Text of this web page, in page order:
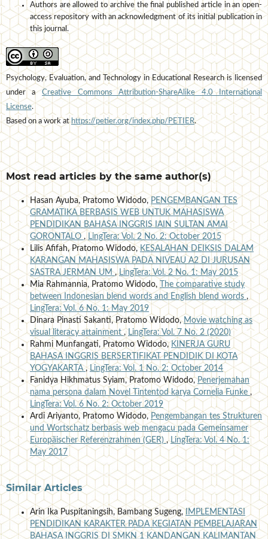
Authors are allowed to archive the final published article in an open-
access repository with an acknowledgment of its initial publication in
this journal.
Psychology, Evaluation, and Technology in Educational Research is licensed
under aCreative Commons Attribution-ShareAlike 4.0 International
License.
Based on a work athttps://petier.org/index.php/PETIER.
Most read articles by the same author(s)
Hasan Ayuba, Pratomo Widodo, PENGEMBANGAN TES
GRAMATIKA BERBASIS WEB UNTUK MAHASISWA
PENDIDIKAN BAHASA INGGRIS IAIN SULTAN AMAI
GORONTALO , LingTera: Vol. 2 No. 2: October 2015
Lilis Afifah, Pratomo Widodo,KESALAHAN DEIKSIS DALAM
KARANGAN MAHASISWA PADA NIVEAU A2 DI JURUSAN
SASTRA JERMAN UM,LingTera: Vol. 2 No. 1: May 2015
Mia Rahmannia, Pratomo Widodo,
The comparative study
between Indonesian blend words and English blend words ,
LingTera: Vol. 6 No. 1: May 2019
Dinara Pinasti Sakanti, Pratomo Widodo,Movie watching as
visual literacy attainment,LingTera: Vol. 7 No. 2 (2020)
Rahmi Munfangati, Pratomo Widodo, KINERJA GURU
BAHASA INGGRIS BERSERTIFIKAT PENDIDIK DI KOTA
YOGYAKARTA,LingTera: Vol. 1 No. 2: October 2014
Fanidya Hikhmatus Syiam, Pratomo Widodo,Penerjemahan
nama persona dalam Novel Tintentod karya Cornelia Funke ,
LingTera: Vol. 6 No. 2: October 2019
Ardi Ariyanto, Pratomo Widodo, Pengembangan tes Strukturen
und Wortschatz berbasis web mengacu pada Gemeinsamer
Europäischer Referenzrahmen (GER),LingTera: Vol. 4 No. 1:
May 2017
Similar Articles
Arin Ika Puspitaningsih, Bambang Sugeng,IMPLEMENTASI
PENDIDIKAN KARAKTER PADA KEGIATAN PEMBELAJARAN
BAHASA INGGRIS DI SMKN 1 KANDANGAN KALIMANTAN